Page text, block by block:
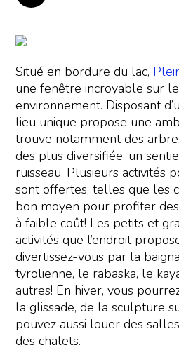
Situé en bordure du lac,
une fenêtre incroyable sur
environnement. Disposant
lieu unique propose une
trouve notamment des
des plus diversifiée, un
ruisseau. Plusieurs activités
sont offertes, telles que les
bon moyen pour profiter
à faible coût! Les petits et
activités que l’endroit
divertissez-vous par la
tyrolienne, le rabaska, le
autres! En hiver, vous
la glissade, de la sculpture
pouvez aussi louer des
des chalets.